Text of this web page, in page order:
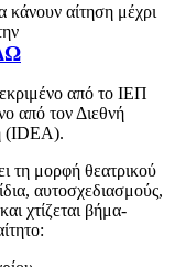
κάνουν αίτηση μέχρι
από το ΙΕΠ
από τον Διεθνή
(IDEA).
τη μορφή θεατρικού
αυτοσχεδιασμούς,
χτίζεται βήμα-